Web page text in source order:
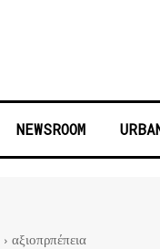
NEWSROOM
αξιοπρπέπεια